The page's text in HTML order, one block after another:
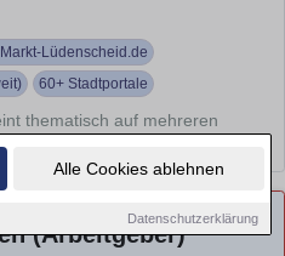
Alle Cookies ablehnen
Datenschutzerklärung
Lüdenscheid.de
60+ Stadtportale
thematisch auf mehreren
(Arbeitgeber)